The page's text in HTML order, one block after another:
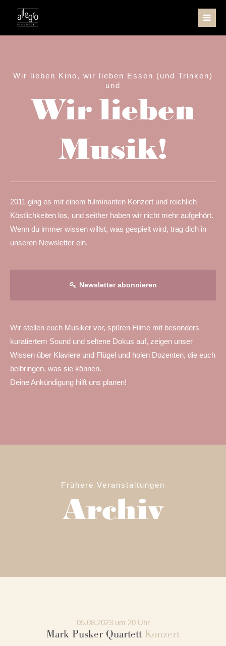
Der Eintrag "offcanvas-col1" existiert leider nicht.
Der Eintrag "offcanvas-col3" existiert leider nicht.
Der Eintrag "offcanvas-col4" existiert leider nicht.
Wir lieben Kino, wir lieben Essen (und Trinken)
und
Wir lieben
Musik!
2011 ging es mit einem fulminanten Konzert und reichlich
Köstlichkeiten los, und seither haben wir nicht mehr aufgehört.
Wenn du immer wissen willst, was gespielt wird, trag dich in
unseren Newsletter ein.
Newsletter abonnieren
Wir stellen euch Musiker vor, spüren Filme mit besonders
kuratiertem Sound und seltene Dokus auf, zeigen unser
Wissen über Klaviere und Flügel und holen Dozenten, die euch
beibringen, was sie können.
Deine Ankündigung hilft uns planen!
Frühere Veranstaltungen
Archiv
05.08.2023 um 20 Uhr
Mark Pusker Quartett Konzert